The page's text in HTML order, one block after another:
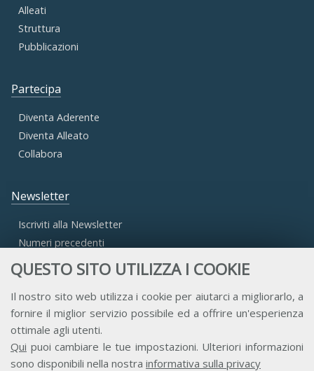
QUESTO SITO UTILIZZA I COOKIE
Il nostro sito web utilizza i cookie per aiutarci a migliorarlo, a
fornire il miglior servizio possibile ed a offrire un'esperienza
ottimale agli utenti.
Qui puoi cambiare le tue impostazioni. Ulteriori informazioni
sono disponibili nella nostra informativa sulla privacy
Alleati
Struttura
Pubblicazioni
Partecipa
Diventa Aderente
Diventa Alleato
Collabora
Newsletter
Iscriviti alla Newsletter
Numeri precedenti
Accesso Aderenti
Accesso Consulta
Accesso Team